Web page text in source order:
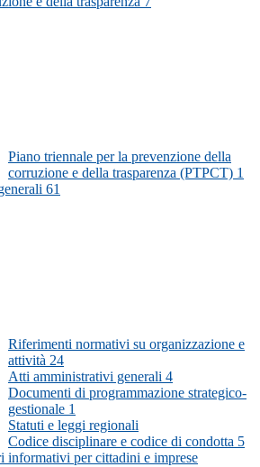
Piano triennale per la prevenzione della
corruzione e della trasparenza (PTPCT) 1
61
Riferimenti normativi su organizzazione e
attività 24
Atti amministrativi generali 4
Documenti di programmazione strategico-
gestionale 1
Statuti e leggi regionali
Codice disciplinare e codice di condotta 5
informativi per cittadini e imprese